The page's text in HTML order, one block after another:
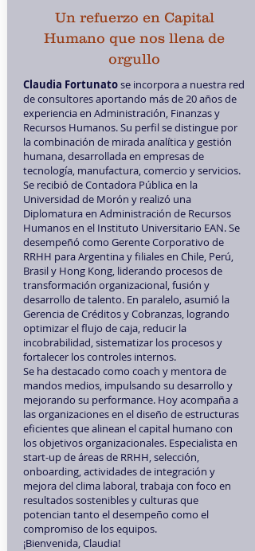
Un refuerzo en Capital
Humano que nos llena de
orgullo
Claudia Fortunatose incorpora a nuestra red
de consultores aportando más de 20 años de
experiencia en Administración, Finanzas y
Recursos Humanos. Su perfil se distingue por
la combinación de mirada analítica y gestión
humana, desarrollada en empresas de
tecnología, manufactura, comercio y servicios.
Se recibió de Contadora Pública en la
Universidad de Morón y realizó una
Diplomatura en Administración de Recursos
Humanos en el Instituto Universitario EAN. Se
desempeñó como Gerente Corporativo de
RRHH para Argentina y filiales en Chile, Perú,
Brasil y Hong Kong, liderando procesos de
transformación organizacional, fusión y
desarrollo de talento. En paralelo, asumió la
Gerencia de Créditos y Cobranzas, logrando
optimizar el flujo de caja, reducir la
incobrabilidad, sistematizar los procesos y
fortalecer los controles internos.
Se ha destacado como coach y mentora de
mandos medios, impulsando su desarrollo y
mejorando su performance. Hoy acompaña a
las organizaciones en el diseño de estructuras
eficientes que alinean el capital humano con
los objetivos organizacionales. Especialista en
start-up de áreas de RRHH, selección,
onboarding, actividades de integración y
mejora del clima laboral, trabaja con foco en
resultados sostenibles y culturas que
potencian tanto el desempeño como el
compromiso de los equipos.
¡Bienvenida, Claudia!